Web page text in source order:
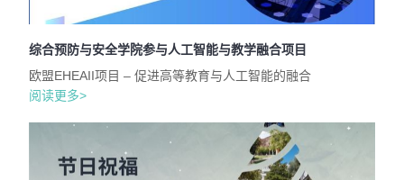
综合预防与安全学院参与人工智能与教学融合项目
欧盟EHEAII项目 – 促进高等教育与人工智能的融合
阅读更多>